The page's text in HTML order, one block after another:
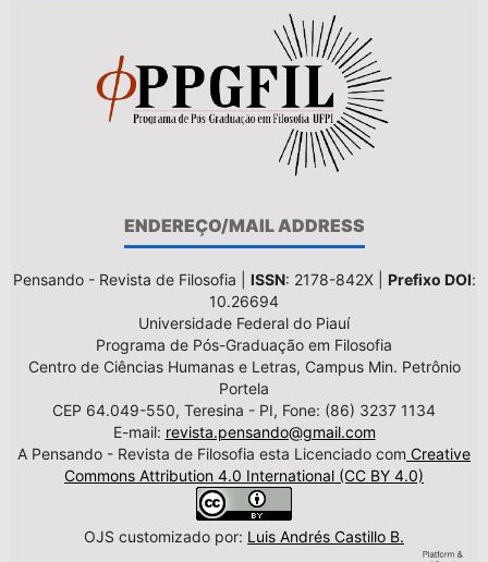
ENDEREÇO/MAIL ADDRESS
Pensando - Revista de Filosofia | ISSN: 2178-842X | Prefixo DOI:
10.26694
Universidade Federal do Piauí
Programa de Pós-Graduação em Filosofia
Centro de Ciências Humanas e Letras, Campus Min. Petrônio
Portela
CEP 64.049-550, Teresina - PI, Fone: (86) 3237 1134
E-mail: revista.pensando@gmail.com
A Pensando - Revista de Filosofia esta Licenciado com Creative
Commons Attribution 4.0 International (CC BY 4.0)
OJS customizado por: Luis Andrés Castillo B.